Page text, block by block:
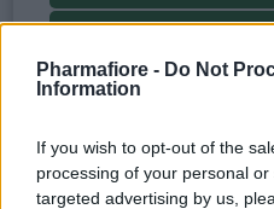
Pharmafiore - Do Not
Information
If you wish to opt-out of the
processing of your personal
targeted advertising by us,
catetere sterile a due vie
dispositivi medici